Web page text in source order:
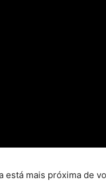
está mais próxima de